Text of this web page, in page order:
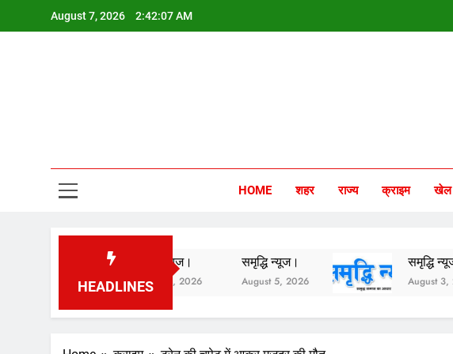
August 7, 2026 2:42:08 AM
HOME शहर राज्य क्राइम खेल
HEADLINES
समृद्धि न्यूज।
August 6, 2026
समृद्धि न्यूज।
August 5, 2026
समृद्धि न्यूज।
August 3, 2026